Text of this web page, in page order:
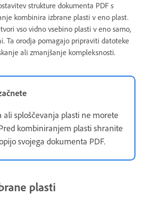
strukture dokumenta PDF s
kombinira izbrane plasti v eno plast.
vso vidno vsebino plasti v eno samo,
Ta orodja pomagajo pripraviti datoteke
ali zmanjšanje kompleksnosti.
ali sploščevanja plasti ne morete
kombiniranjem plasti shranite
svojega dokumenta PDF.
plasti